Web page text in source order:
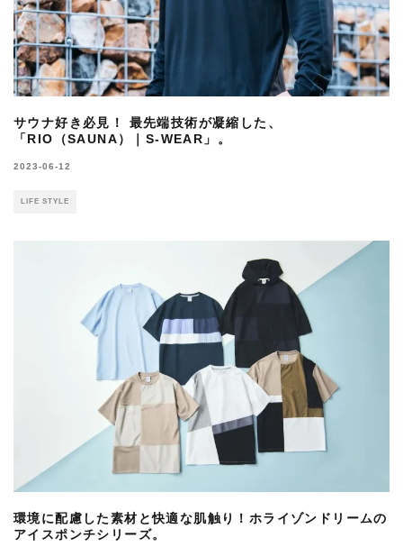
サウナ好き必見！ 最先端技術が凝縮した、
「RIO（SAUNA）｜S-WEAR」。
2023-06-12
LIFE STYLE
環境に配慮した素材と快適な肌触り！ホライゾンドリームの
アイスポンチシリーズ。